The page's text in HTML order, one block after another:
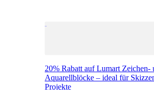
20% Rabatt auf Lumart Zeichen-
Aquarellblöcke – ideal für
Projekte